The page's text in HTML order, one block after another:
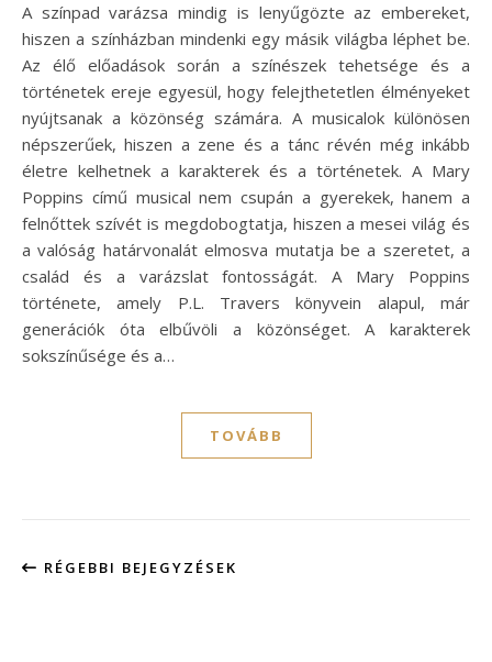
A színpad varázsa mindig is lenyűgözte az embereket,
hiszen a színházban mindenki egy másik világba léphet be.
Az élő előadások során a színészek tehetsége és a
történetek ereje egyesül, hogy felejthetetlen élményeket
nyújtsanak a közönség számára. A musicalok különösen
népszerűek, hiszen a zene és a tánc révén még inkább
életre kelhetnek a karakterek és a történetek. A Mary
Poppins című musical nem csupán a gyerekek, hanem a
felnőttek szívét is megdobogtatja, hiszen a mesei világ és
a valóság határvonalát elmosva mutatja be a szeretet, a
család és a varázslat fontosságát. A Mary Poppins
története, amely P.L. Travers könyvein alapul, már
generációk óta elbűvöli a közönséget. A karakterek
sokszínűsége és a…
TOVÁBB
RÉGEBBI BEJEGYZÉSEK